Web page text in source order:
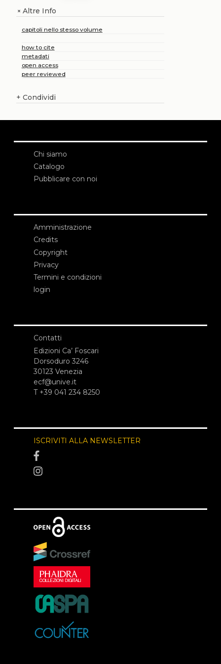
+Altre Info
capitoli nello stesso volume
how to cite
metadati
open access
peer reviewed
+ Condividi
Chi siamo
Catalogo
Pubblicare con noi
Amministrazione
Credits
Copyright
Privacy
Termini e condizioni
login
Contatti
Edizioni Ca’ Foscari
Dorsoduro 3246
30123 Venezia
ecf@unive.it
T +39 041 234 8250
ISCRIVITI ALLA NEWSLETTER